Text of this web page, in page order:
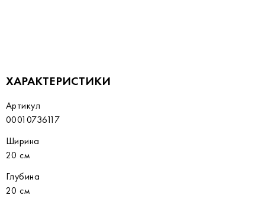
ХАРАКТЕРИСТИКИ
Артикул
00010736117
Ширина
20 см
Глубина
20 см